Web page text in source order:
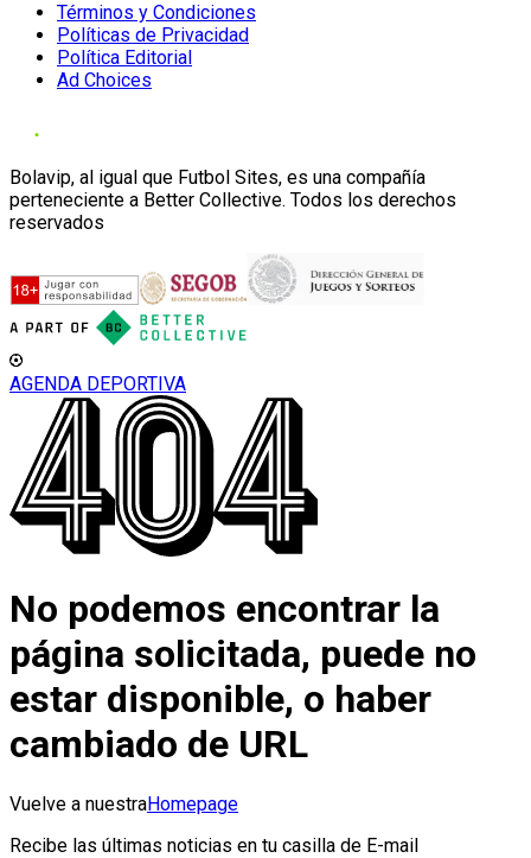
Términos y Condiciones
Políticas de Privacidad
Política Editorial
Ad Choices
Bolavip, al igual que Futbol Sites, es una compañía
perteneciente a Better Collective. Todos los derechos
reservados
AGENDA DEPORTIVA
No podemos encontrar la
página solicitada, puede no
estar disponible, o haber
cambiado de URL
Vuelve a nuestraHomepage
Recibe las últimas noticias en tu casilla de E-mail